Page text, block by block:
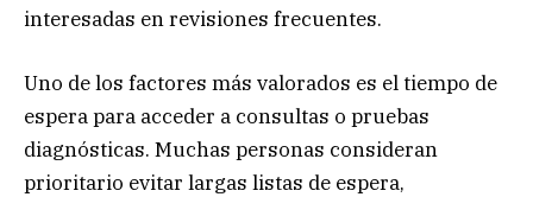
interesadas en revisiones frecuentes.
Uno de los factores más valorados es el tiempo de
espera para acceder a consultas o pruebas
diagnósticas. Muchas personas consideran
prioritario evitar largas listas de espera,